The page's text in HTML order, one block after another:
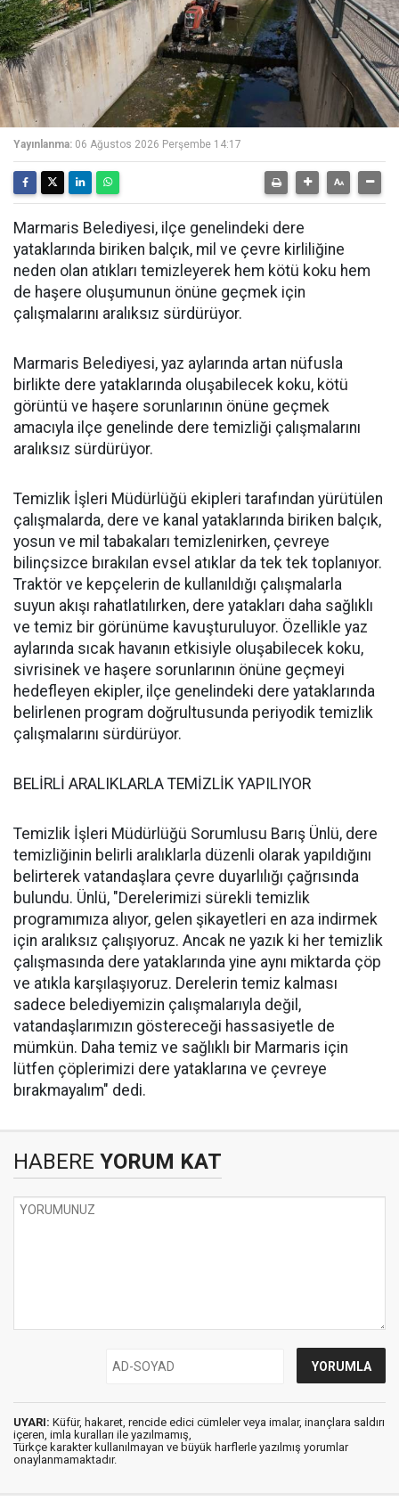
Yayınlanma: 06 Ağustos 2026 Perşembe 14:17
Marmaris Belediyesi, ilçe genelindeki dere
yataklarında biriken balçık, mil ve çevre kirliliğine
neden olan atıkları temizleyerek hem kötü koku hem
de haşere oluşumunun önüne geçmek için
çalışmalarını aralıksız sürdürüyor.
Marmaris Belediyesi, yaz aylarında artan nüfusla
birlikte dere yataklarında oluşabilecek koku, kötü
görüntü ve haşere sorunlarının önüne geçmek
amacıyla ilçe genelinde dere temizliği çalışmalarını
aralıksız sürdürüyor.
Temizlik İşleri Müdürlüğü ekipleri tarafından yürütülen
çalışmalarda, dere ve kanal yataklarında biriken balçık,
yosun ve mil tabakaları temizlenirken, çevreye
bilinçsizce bırakılan evsel atıklar da tek tek toplanıyor.
Traktör ve kepçelerin de kullanıldığı çalışmalarla
suyun akışı rahatlatılırken, dere yatakları daha sağlıklı
ve temiz bir görünüme kavuşturuluyor. Özellikle yaz
aylarında sıcak havanın etkisiyle oluşabilecek koku,
sivrisinek ve haşere sorunlarının önüne geçmeyi
hedefleyen ekipler, ilçe genelindeki dere yataklarında
belirlenen program doğrultusunda periyodik temizlik
çalışmalarını sürdürüyor.
BELİRLİ ARALIKLARLA TEMİZLİK YAPILIYOR
Temizlik İşleri Müdürlüğü Sorumlusu Barış Ünlü, dere
temizliğinin belirli aralıklarla düzenli olarak yapıldığını
belirterek vatandaşlara çevre duyarlılığı çağrısında
bulundu. Ünlü, "Derelerimizi sürekli temizlik
programımıza alıyor, gelen şikayetleri en aza indirmek
için aralıksız çalışıyoruz. Ancak ne yazık ki her temizlik
çalışmasında dere yataklarında yine aynı miktarda çöp
ve atıkla karşılaşıyoruz. Derelerin temiz kalması
sadece belediyemizin çalışmalarıyla değil,
vatandaşlarımızın göstereceği hassasiyetle de
mümkün. Daha temiz ve sağlıklı bir Marmaris için
lütfen çöplerimizi dere yataklarına ve çevreye
bırakmayalım" dedi.
HABERE YORUM KAT
UYARI: Küfür, hakaret, rencide edici cümleler veya imalar, inançlara saldırı
içeren, imla kuralları ile yazılmamış,
Türkçe karakter kullanılmayan ve büyük harflerle yazılmış yorumlar
onaylanmamaktadır.